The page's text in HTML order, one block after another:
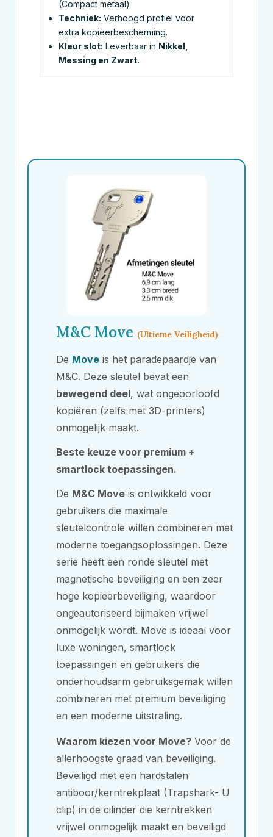
(Compact metaal)
Techniek: Verhoogd profiel voor
extra kopieerbescherming.
Kleur slot: Leverbaar in Nikkel,
Messing en Zwart.
M&C Move (Ultieme Veiligheid)
De Move is het paradepaardje van
M&C. Deze sleutel bevat een
bewegend deel, wat ongeoorloofd
kopiëren (zelfs met 3D-printers)
onmogelijk maakt.
Beste keuze voor premium +
smartlock toepassingen.
De M&C Move is ontwikkeld voor
gebruikers die maximale
sleutelcontrole willen combineren met
moderne toegangsoplossingen. Deze
serie heeft een ronde sleutel met
magnetische beveiliging en een zeer
hoge kopieerbeveiliging, waardoor
ongeautoriseerd bijmaken vrijwel
onmogelijk wordt. Move is ideaal voor
luxe woningen, smartlock
toepassingen en gebruikers die
onderhoudsarm gebruiksgemak willen
combineren met premium beveiliging
en een moderne uitstraling.
Waarom kiezen voor Move? Voor de
allerhoogste graad van beveiliging.
Beveiligd met een hardstalen
antiboor/kerntrekplaat (Trapshark- U
clip) in de cilinder die kerntrekken
vrijwel onmogelijk maakt en beveiligd